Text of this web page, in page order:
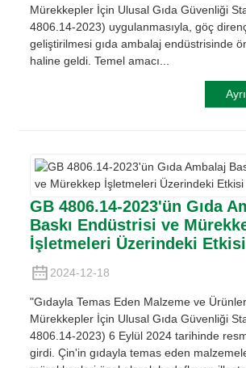
Mürekkepler İçin Ulusal Gıda Güvenliği
4806.14-2023) uygulanmasıyla, göç
geliştirilmesi gıda ambalaj endüstrisinde
haline geldi. Temel amacı...
GB 4806.14-2023'ün Gıda
Baskı Endüstrisi ve
İşletmeleri Üzerindeki Etkisi
2024-12-18
"Gıdayla Temas Eden Malzeme ve
Mürekkepler İçin Ulusal Gıda Güvenliği
4806.14-2023) 6 Eylül 2024 tarihinde
girdi. Çin'in gıdayla temas eden